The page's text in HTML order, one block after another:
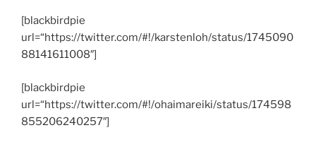
[blackbirdpie
url=“https://twitter.com/#!/karstenloh/status/1745090
88141611008″]
[blackbirdpie
url=“https://twitter.com/#!/ohaimareiki/status/174598
855206240257″]